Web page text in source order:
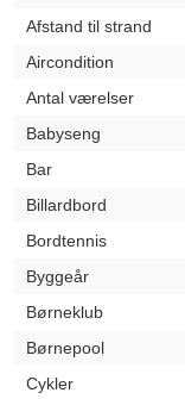
Afstand til strand
Aircondition
Antal værelser
Babyseng
Bar
Billardbord
Bordtennis
Byggeår
Børneklub
Børnepool
Cykler